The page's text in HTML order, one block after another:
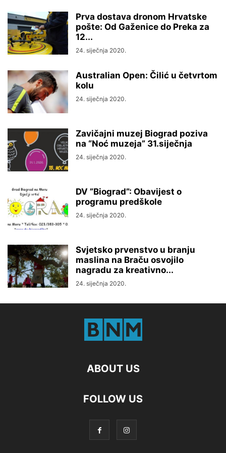
Prva dostava dronom Hrvatske
pošte: Od Gaženice do Preka za
12...
24. siječnja 2020.
Australian Open: Čilić u četvrtom
kolu
24. siječnja 2020.
Zavičajni muzej Biograd poziva
na “Noć muzeja” 31.siječnja
24. siječnja 2020.
DV ”Biograd”: Obavijest o
programu predškole
24. siječnja 2020.
Svjetsko prvenstvo u branju
maslina na Braču osvojilo
nagradu za kreativno...
24. siječnja 2020.
ABOUT US
FOLLOW US